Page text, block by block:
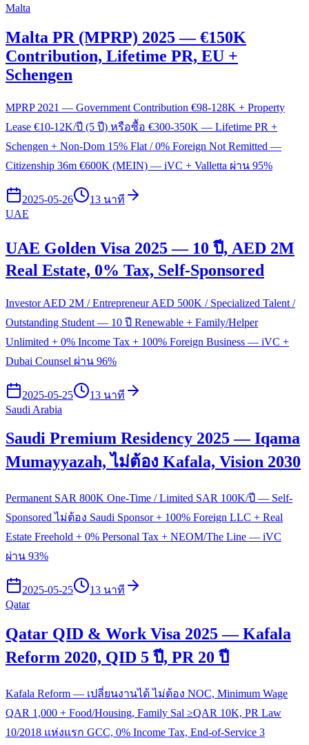
Malta
Malta PR (MPRP) 2025 — €150K
Contribution, Lifetime PR, EU +
Schengen
MPRP 2021 — Government Contribution €98-128K + Property
Lease €10-12K/ปี (5 ปี) หรือซื้อ €300-350K — Lifetime PR +
Schengen + Non-Dom 15% Flat / 0% Foreign Not Remitted —
Citizenship 36m €600K (MEIN) — iVC + Valletta ผ่าน 95%
2025-05-26
13 นาที
UAE
UAE Golden Visa 2025 — 10 ปี, AED 2M
Real Estate, 0% Tax, Self-Sponsored
Investor AED 2M / Entrepreneur AED 500K / Specialized Talent /
Outstanding Student — 10 ปี Renewable + Family/Helper
Unlimited + 0% Income Tax + 100% Foreign Business — iVC +
Dubai Counsel ผ่าน 96%
2025-05-25
13 นาที
Saudi Arabia
Saudi Premium Residency 2025 — Iqama
Mumayyazah, ไม่ต้อง Kafala, Vision 2030
Permanent SAR 800K One-Time / Limited SAR 100K/ปี — Self-
Sponsored ไม่ต้อง Saudi Sponsor + 100% Foreign LLC + Real
Estate Freehold + 0% Personal Tax + NEOM/The Line — iVC
ผ่าน 93%
2025-05-25
13 นาที
Qatar
Qatar QID & Work Visa 2025 — Kafala
Reform 2020, QID 5 ปี, PR 20 ปี
Kafala Reform — เปลี่ยนงานได้ ไม่ต้อง NOC, Minimum Wage
QAR 1,000 + Food/Housing, Family Sal ≥QAR 10K, PR Law
10/2018 แห่งแรก GCC, 0% Income Tax, End-of-Service 3